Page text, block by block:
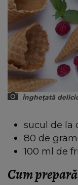
Înghețată
sucul de la
80 de
100 ml de
Cum